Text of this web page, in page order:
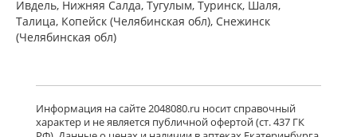
обл,.рп. Оболенск) Россия
есть в 1 аптеках
от 2 079,00 до 2 079,00
Детралекс (табл. п. плен. о. 1000 мг
№ 60) Лаборатории Сервье
Индастри Франция Сервье РУС ООО
Россия
Ивдель, Нижняя Салда, Тугулым, Туринск, Шаля,
Талица, Копейск (Челябинская обл), Снежинск
(Челябинская обл)
Информация на сайте 2048080.ru носит справочный
характер и не является публичной офертой (ст. 437 ГК